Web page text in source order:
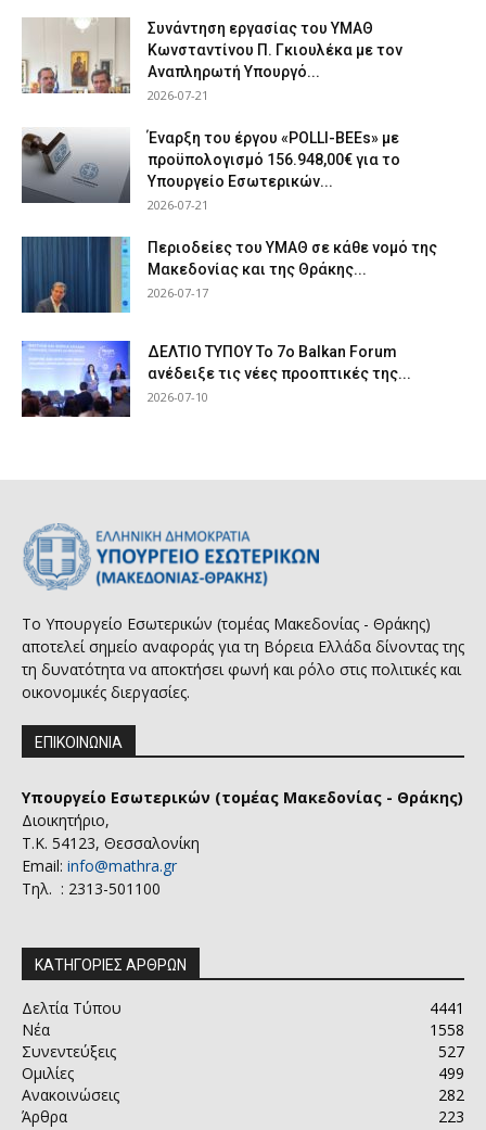
Συνάντηση εργασίας του ΥΜΑΘ
Κωνσταντίνου Π. Γκιουλέκα με τον
Αναπληρωτή Υπουργό...
2026-07-21
Έναρξη του έργου «POLLI-BEEs» με
προϋπολογισμό 156.948,00€ για το
Υπουργείο Εσωτερικών...
2026-07-21
Περιοδείες του ΥΜΑΘ σε κάθε νομό της
Μακεδονίας και της Θράκης...
2026-07-17
ΔΕΛΤΙΟ ΤΥΠΟΥ Το 7ο Balkan Forum
ανέδειξε τις νέες προοπτικές της...
2026-07-10
Το Υπουργείο Εσωτερικών (τομέας Μακεδονίας - Θράκης)
αποτελεί σημείο αναφοράς για τη Βόρεια Ελλάδα δίνοντας της
τη δυνατότητα να αποκτήσει φωνή και ρόλο στις πολιτικές και
οικονομικές διεργασίες.
ΕΠΙΚΟΙΝΩΝΙΑ
Υπουργείο Εσωτερικών (τομέας Μακεδονίας - Θράκης)
Διοικητήριο,
Τ.Κ. 54123, Θεσσαλονίκη
Email: info@mathra.gr
Τηλ. : 2313-501100
ΚΑΤΗΓΟΡΙΕΣ ΑΡΘΡΩΝ
Δελτία Τύπου
4441
Νέα
1558
Συνεντεύξεις
527
Ομιλίες
499
Ανακοινώσεις
282
Άρθρα
223